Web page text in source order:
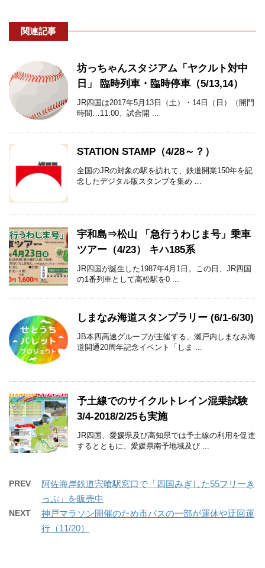
関連記事
坊っちゃんスタジアム「ヤクルト対中
日」 臨時列車・臨時停車（5/13,14）
JR四国は2017年5月13日（土）・14日（日）（開門
時間…11:00、試合開 ...
STATION STAMP（4/28～？）
全国のJRの対象の駅を訪れて、鉄道開業150年を記
念したデジタル版スタンプを集め ...
宇和島⇒松山 「急行うわじま号」乗車
ツアー（4/23） キハ185系
JR四国が誕生した1987年4月1日。この日、JR四国
の1番列車として高松駅を0 ...
しまなみ海道スタンプラリー (6/1-6/30)
JB本四高速グループが主催する、瀬戸内しまなみ海
道開通20周年記念イベント「しま ...
予土線でのサイクルトレイン混乗試験
3/4-2018/2/25も実施
JR四国、愛媛県及び高知県では予土線の利用を促進
するとともに、愛媛県南予地域及び ...
PREV
阿佐海岸鉄道宍喰駅窓口で「四国みぎした55フリーき
っぷ」を販売中
NEXT
神戸マラソン開催のため市バスの一部が運休や迂回運
行（11/20）